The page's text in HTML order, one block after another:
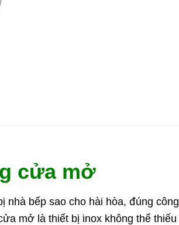
cửa mở
nhà bếp sao cho hài hòa, đúng
mở là thiết bị inox không thể